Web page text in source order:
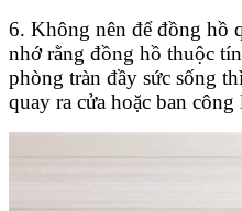
6. Không nên để đồng hồ
nhớ rằng đồng hồ thuộc
phòng tràn đầy sức sống
quay ra cửa hoặc ban công